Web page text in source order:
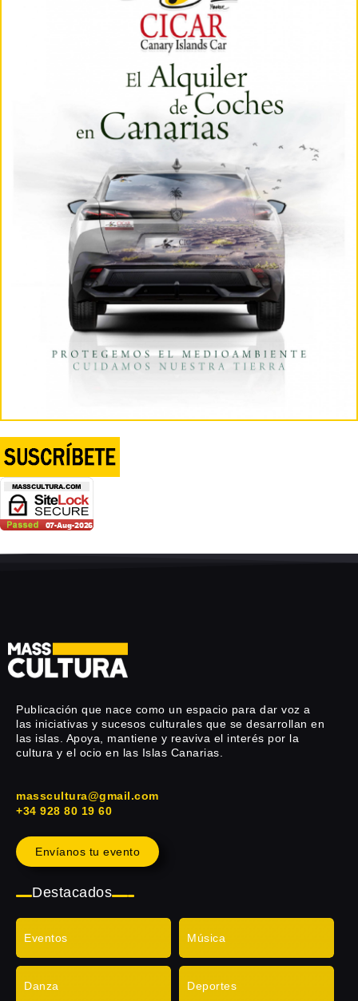
Publicación que nace como un espacio para dar voz a
las iniciativas y sucesos culturales que se desarrollan en
las islas. Apoya, mantiene y reaviva el interés por la
cultura y el ocio en las Islas Canarias.
masscultura@gmail.com
+34 928 80 19 60
Envíanos tu evento
Destacados
Eventos Música
Danza Deportes